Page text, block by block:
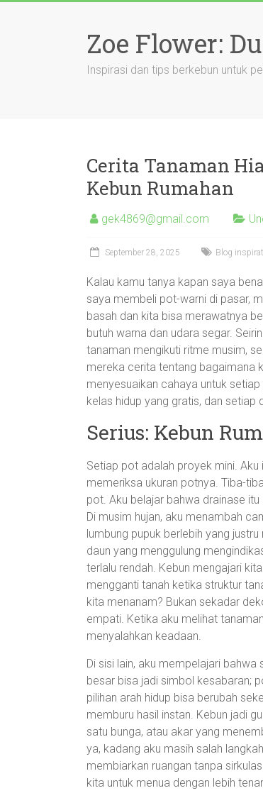
Zoe Flower:
Inspirasi dan tips berkebun untuk
Cerita Tanaman
Kebun Rumahan
gek4869@gmail.com
September 28, 2025 Blog
Kalau kamu tanya kapan saya
saya membeli pot-warni di pasar,
basah dan kita bisa merawatnya
butuh warna dan udara segar.
tanaman mengikuti ritme musim,
mereka cerita tentang bagaimana
menyesuaikan cahaya untuk
kelas hidup yang gratis, dan setiap
Serius: Kebun
Setiap pot adalah proyek mini.
memeriksa ukuran potnya. Tiba-
pot. Aku belajar bahwa drainase
Di musim hujan, aku menambah
lumbung pupuk berlebih yang
daun yang menggulung
terlalu rendah. Kebun mengajari
mengganti tanah ketika struktur
kita menanam? Bukan sekadar
empati. Ketika aku melihat
menyalahkan keadaan.
Di sisi lain, aku mempelajari
besar bisa jadi simbol kesabaran;
pilihan arah hidup bisa berubah
memburu hasil instan. Kebun jadi
satu bunga, atau akar yang
ya, kadang aku masih salah
membiarkan ruangan tanpa
kita untuk menua dengan lebih